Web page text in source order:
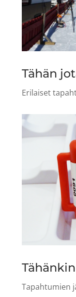
Tähän
Erilaiset
Tapahtumien